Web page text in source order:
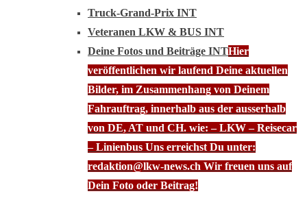
Truck-Grand-Prix INT
Veteranen LKW & BUS INT
Deine Fotos und Beiträge INTHier
veröffentlichen wir laufend Deine aktuellen
Bilder, im Zusammenhang von Deinem
Fahrauftrag, innerhalb aus der ausserhalb
von DE, AT und CH. wie: – LKW – Reisecar
– Linienbus Uns erreichst Du unter:
redaktion@lkw-news.ch Wir freuen uns auf
Dein Foto oder Beitrag!